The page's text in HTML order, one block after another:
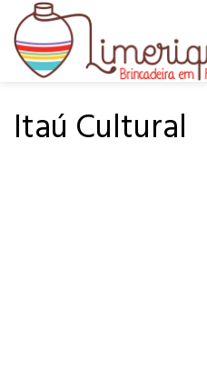
HOME PARA PASSEAR
Itaú Cultural